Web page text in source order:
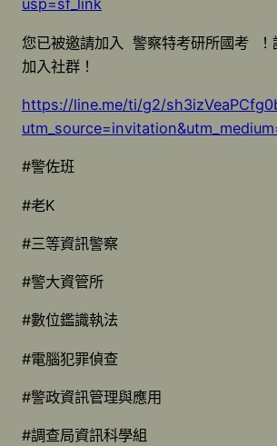
usp=sf_link
您已被邀請加入 警察特考研所國考 ！
加入社群！
https://line.me/ti/g2/
#警佐班
#老K
#三等資訊警察
#警大資管所
#數位鑑識執法
#電腦犯罪偵查
#警政資訊管理與應用
#調查局資訊科學組